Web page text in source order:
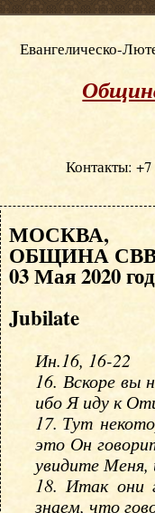
Евангелическо-
Контакты: +7
МОСКВА,
ОБЩИНА
03 Мая 2020
Jubilate
Ин.16, 16-22
16. Вскоре вы
ибо Я иду к
17. Тут
это Он
увидите
18. Итак они
знаем, что